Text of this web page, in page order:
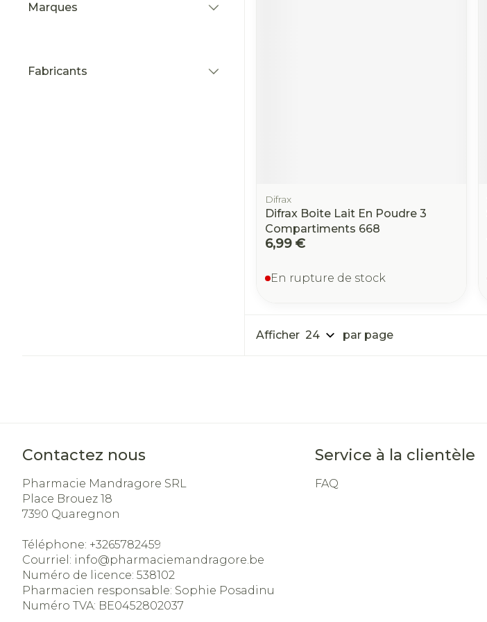
Marques
Fabricants
Difrax
Difrax Boite Lait En Poudre 3
Compartiments 668
6,99 €
En rupture de stock
Afficher par page
Contactez nous
Pharmacie Mandragore SRL
Place Brouez 18
7390 Quaregnon
Téléphone: +3265782459
Courriel: info@pharmaciemandragore.be
Numéro de licence: 538102
Pharmacien responsable: Sophie Posadinu
Numéro TVA: BE0452802037
Service à la clientèle
FAQ